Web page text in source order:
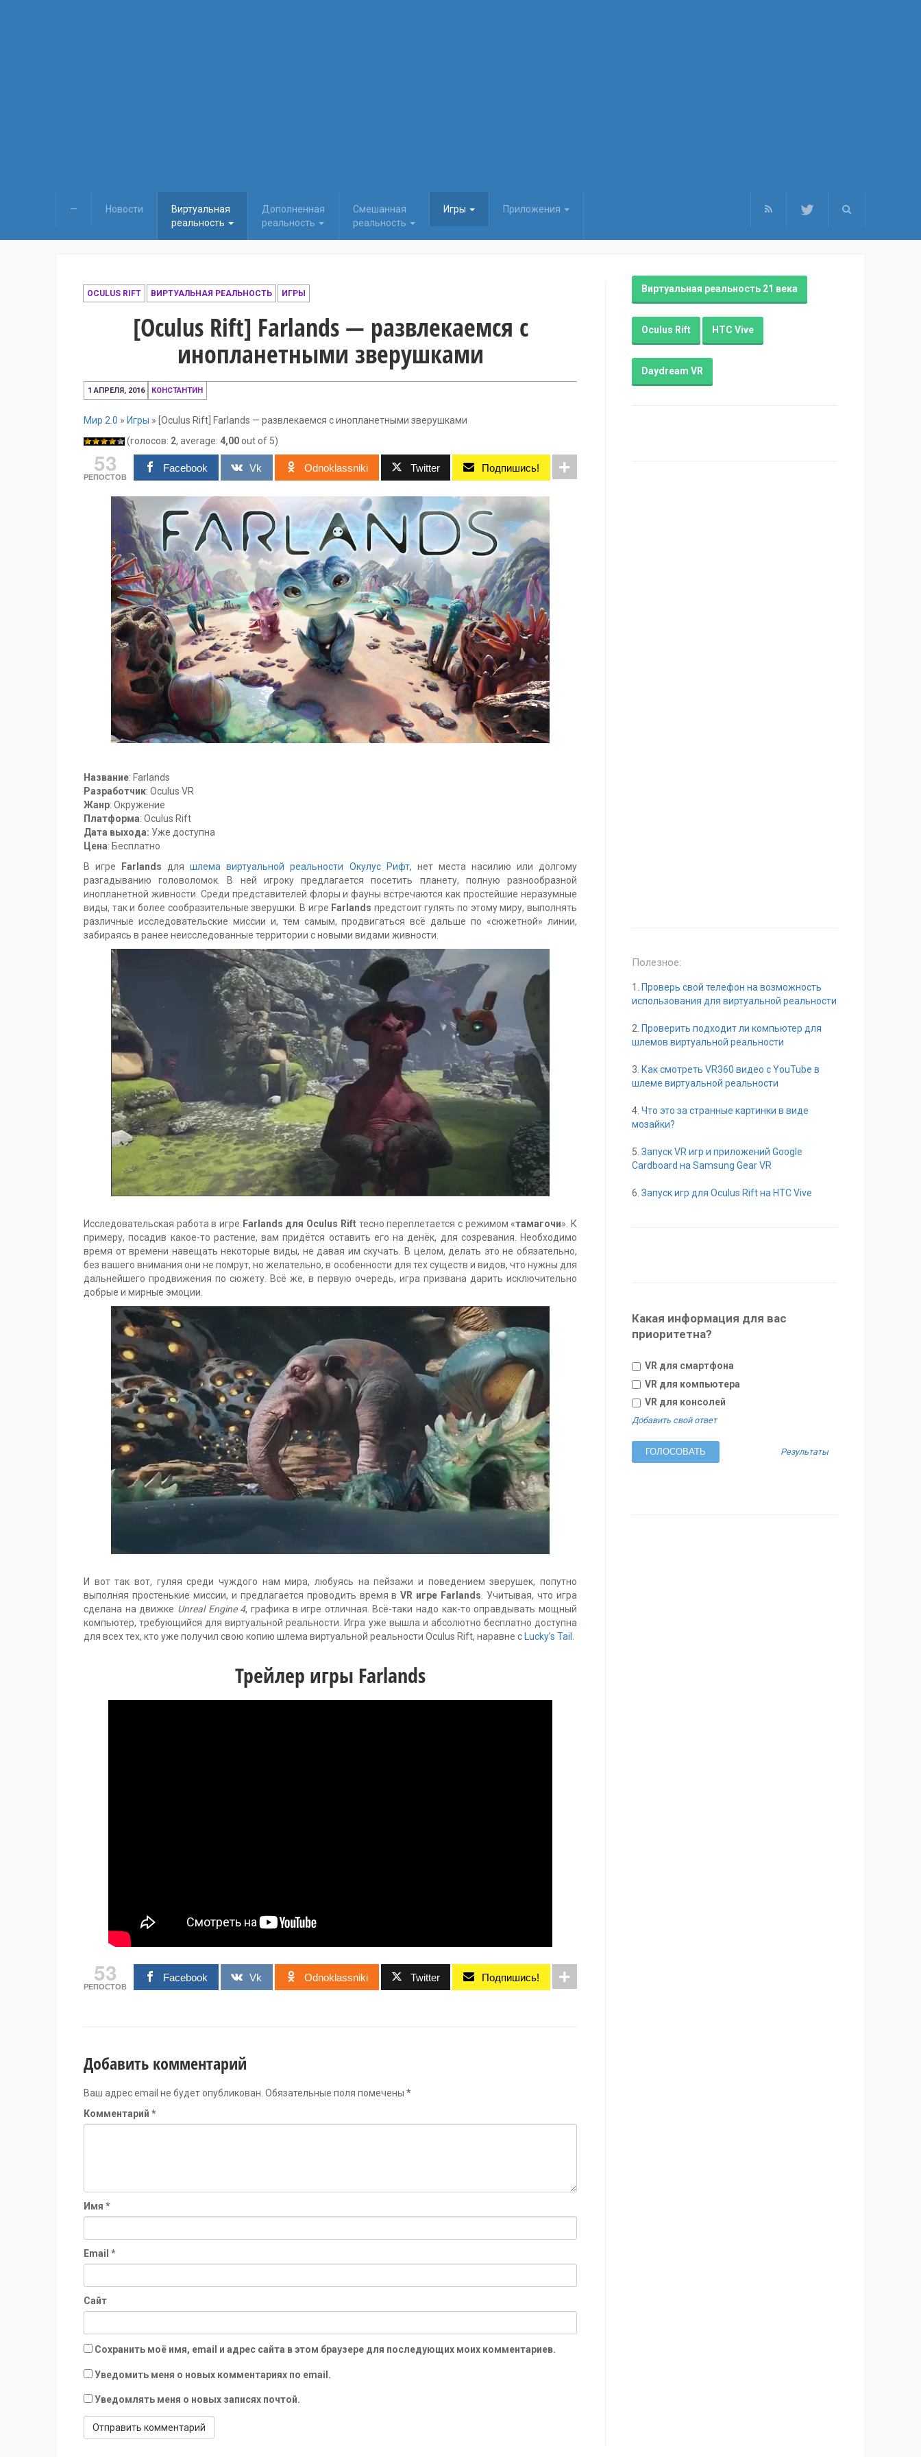
— Новости
Виртуальная
реальность
Дополненная
реальность
Смешанная
реальность
Игры Приложения
OCULUS RIFT ВИРТУАЛЬНАЯ РЕАЛЬНОСТЬ ИГРЫ
[Oculus Rift] Farlands — развлекаемся с
инопланетными зверушками
1 АПРЕЛЯ, 2016
1
апреля,
КОНСТАНТИН
Мир 2.0 » Игры » [Oculus Rift] Farlands — развлекаемся с инопланетными зверушками
(голосов: 2, average: 4,00out of 5)
53
РЕПОСТОВ
Facebook Vk Odnoklassniki Twitter Подпишись!
Название: Farlands
Разработчик: Oculus VR
Жанр: Окружение
Платформа: Oculus Rift
Дата выхода: Уже доступна
Цена: Бесплатно
В игре
Farlands дляшлема виртуальной реальности Окулус Рифт, нет места насилию или долгому
разгадыванию головоломок. В ней игроку предлагается посетить планету, полную разнообразной
инопланетной живности. Среди представителей флоры и фауны встречаются как простейшие неразумные
виды, так и более сообразительные зверушки. В игре Farlands предстоит гулять по этому миру, выполнять
различные исследовательские миссии и, тем самым, продвигаться всё дальше по «сюжетной» линии,
забираясь в ранее неисследованные территории с новыми видами живности.
Исследовательская работа в игре Farlands для Oculus Riftтесно переплетается с режимом «тамагочи». К
примеру, посадив какое-то растение, вам придётся оставить его на денёк, для созревания. Необходимо
время от времени навещать некоторые виды, не давая им скучать. В целом, делать это не обязательно,
без вашего внимания они не помрут, но желательно, в особенности для тех существ и видов, что нужны для
дальнейшего продвижения по сюжету. Всё же, в первую очередь, игра призвана дарить исключительно
добрые и мирные эмоции.
И вот так вот, гуляя среди чуждого нам мира, любуясь на пейзажи и поведением зверушек, попутно
выполняя простенькие миссии, и предлагается проводить время вVR игре Farlands . Учитывая, что игра
сделана на движке Unreal Engine 4, графика в игре отличная. Всё-таки надо как-то оправдывать мощный
компьютер, требующийся для виртуальной реальности. Игра уже вышла и абсолютно бесплатно доступна
для всех тех, кто уже получил свою копию шлема виртуальной реальности Oculus Rift, наравне с
Lucky’s Tail
Трейлер игры Farlands
53
РЕПОСТОВ
Facebook Vk Odnoklassniki Twitter Подпишись!
Добавить комментарий
Ваш адрес email не будет опубликован. Обязательные поля помечены *
Комментарий *
Имя *
Email *
Сайт
Сохранить моё имя, email и адрес сайта в этом браузере для последующих моих комментариев.
Уведомить меня о новых комментариях по email.
Уведомлять меня о новых записях почтой.
Виртуальная реальность 21 века
Oculus Rift HTC Vive
Daydream VR
Полезное:
1.
Проверь свой телефон на возможность
использования для виртуальной реальности
2. Проверить подходит ли компьютер для
шлемов виртуальной реальности
3. Как смотреть VR360 видео с YouTube в
шлеме виртуальной реальности
4. Что это за странные картинки в виде
мозайки?
5. Запуск VR игр и приложений Google
Cardboard на Samsung Gear VR
6. Запуск игр для Oculus Rift на HTC Vive
Какая информация для вас
приоритетна?
VR для смартфона
VR для компьютера
VR для консолей
Добавить свой ответ
Результаты